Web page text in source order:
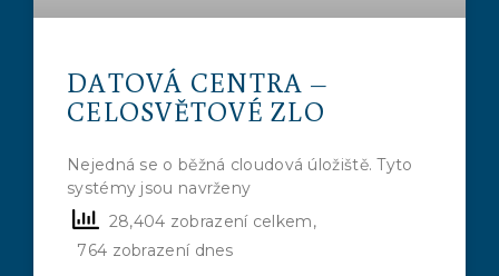
DATOVÁ CENTRA –
CELOSVĚTOVÉ ZLO
Nejedná se o běžná cloudová úložiště. Tyto
systémy jsou navrženy
28,404 zobrazení celkem,
764 zobrazení dnes